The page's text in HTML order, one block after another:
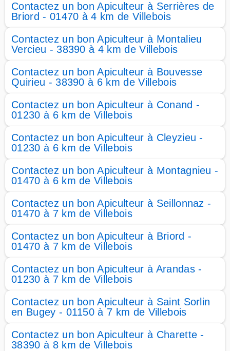
Contactez un bon Apiculteur à Serrières de
Briord - 01470 à 4 km de Villebois
Contactez un bon Apiculteur à Montalieu
Vercieu - 38390 à 4 km de Villebois
Contactez un bon Apiculteur à Bouvesse
Quirieu - 38390 à 6 km de Villebois
Contactez un bon Apiculteur à Conand -
01230 à 6 km de Villebois
Contactez un bon Apiculteur à Cleyzieu -
01230 à 6 km de Villebois
Contactez un bon Apiculteur à Montagnieu -
01470 à 6 km de Villebois
Contactez un bon Apiculteur à Seillonnaz -
01470 à 7 km de Villebois
Contactez un bon Apiculteur à Briord -
01470 à 7 km de Villebois
Contactez un bon Apiculteur à Arandas -
01230 à 7 km de Villebois
Contactez un bon Apiculteur à Saint Sorlin
en Bugey - 01150 à 7 km de Villebois
Contactez un bon Apiculteur à Charette -
38390 à 8 km de Villebois